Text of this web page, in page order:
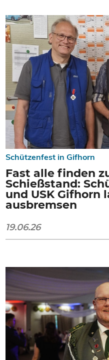
Schützenfest in Gifhorn
Fast alle finden
Schießstand:
und USK Gifhorn
ausbremsen
19.06.26